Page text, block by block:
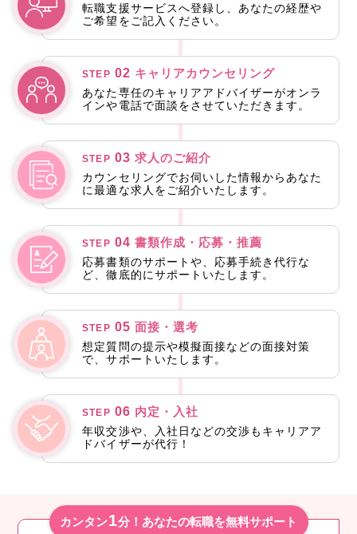
転職支援サービスへ登録し、あなたの経歴や
ご希望をご記入ください。
STEP 02 キャリアカウンセリング
あなた専任のキャリアアドバイザーがオンラ
インや電話で面談をさせていただきます。
STEP 03 求人のご紹介
カウンセリングでお伺いした情報からあなた
に最適な求人をご紹介いたします。
STEP 04 書類作成・応募・推薦
応募書類のサポートや、応募手続き代行な
ど、徹底的にサポートいたします。
STEP 05 面接・選考
想定質問の提示や模擬面接などの面接対策
で、サポートいたします。
STEP 06 内定・入社
年収交渉や、入社日などの交渉もキャリアア
ドバイザーが代行！
カンタン1分！あなたの転職を無料サポート